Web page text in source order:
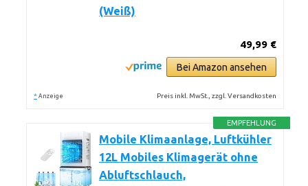
(Weiß)
49,99 €
Bei Amazon ansehen
* Anzeige Preis inkl. MwSt., zzgl. Versandkosten
EMPFEHLUNG
Mobile Klimaanlage, Luftkühler
12L Mobiles Klimagerät ohne
Abluftschlauch,